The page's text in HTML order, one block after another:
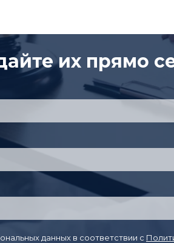
их прямо
данных в соответствии с